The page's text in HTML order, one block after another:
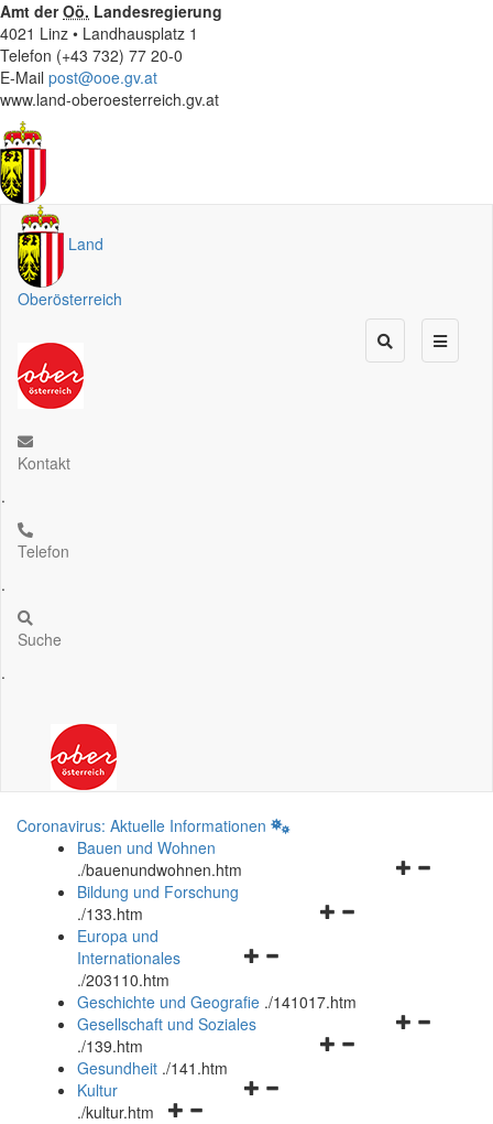
Amt derOö. Landesregierung
4021 Linz • Landhausplatz 1
Telefon (+43 732) 77 20-0
E-Mail post@ooe.gv.at
www.land-oberoesterreich.gv.at
Land
Oberösterreich
Kontakt
.
Telefon
.
Suche
.
Coronavirus: Aktuelle Informationen
Bauen und Wohnen
./bauenundwohnen.htm
Navigationsmenü
Bildung und Forschung
./133.htm
Navigationsmenü
und
schließen
Europa und
Internationales
./203110.htm
Geschichte und Geografie ./141017.htm
Navigationsmenü
Gesellschaft und Soziales
./139.htm
Navigationsmenü
Gesundheit ./141.htm
Navigationsmenü
Kultur
./kultur.htm